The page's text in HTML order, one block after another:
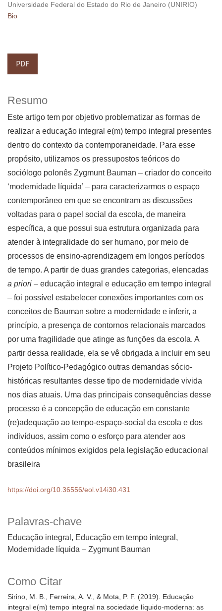
Universidade Federal do Estado do Rio de Janeiro (UNIRIO)
Bio
PDF
Palavras-chave
Educação integral, Educação em tempo integral,
Modernidade líquida – Zygmunt Bauman
Como Citar
Sirino, M. B., Ferreira, A. V., & Mota, P. F. (2019). Educação
integral e(m) tempo integral na sociedade líquido-moderna: as
Resumo
Este artigo tem por objetivo problematizar as formas de
realizar a educação integral e(m) tempo integral presentes
dentro do contexto da contemporaneidade. Para esse
propósito, utilizamos os pressupostos teóricos do
sociólogo polonês Zygmunt Bauman – criador do conceito
‘modernidade líquida’ – para caracterizarmos o espaço
contemporâneo em que se encontram as discussões
voltadas para o papel social da escola, de maneira
específica, a que possui sua estrutura organizada para
atender à integralidade do ser humano, por meio de
processos de ensino-aprendizagem em longos períodos
de tempo. A partir de duas grandes categorias, elencadas
a priori – educação integral e educação em tempo integral
– foi possível estabelecer conexões importantes com os
conceitos de Bauman sobre a modernidade e inferir, a
princípio, a presença de contornos relacionais marcados
por uma fragilidade que atinge as funções da escola. A
partir dessa realidade, ela se vê obrigada a incluir em seu
Projeto Político-Pedagógico outras demandas sócio-
históricas resultantes desse tipo de modernidade vivida
nos dias atuais. Uma das principais consequências desse
processo é a concepção de educação em constante
(re)adequação ao tempo-espaço-social da escola e dos
indivíduos, assim como o esforço para atender aos
conteúdos mínimos exigidos pela legislação educacional
brasileira
https://doi.org/10.36556/eol.v14i30.431